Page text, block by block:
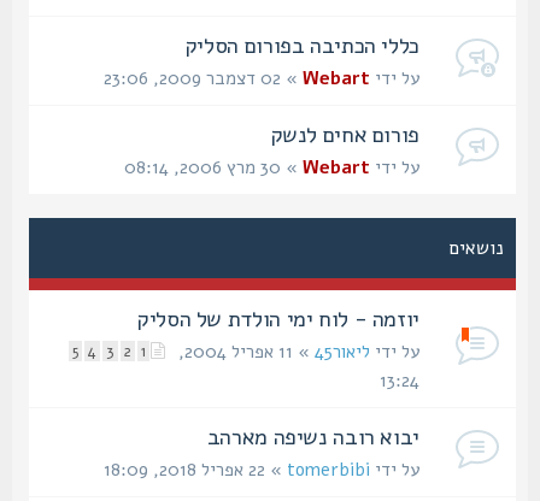
כללי הכתיבה בפורום הסליק
על ידיWebart» 02 דצמבר 2009, 23:06
פורום אחים לנשק
על ידיWebart» 30 מרץ 2006, 08:14
נושאים
יוזמה - לוח ימי הולדת של הסליק
1
2
3
4
5 על ידיליאור45
» 11 אפריל 2004,
13:24
יבוא רובה נשיפה מארהב
על ידיtomerbibi» 22 אפריל 2018, 18:09